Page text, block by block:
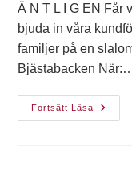
Ä N T L I G EN Får
bjuda in våra
familjer på en
Bjästabacken
Fortsätt Läsa